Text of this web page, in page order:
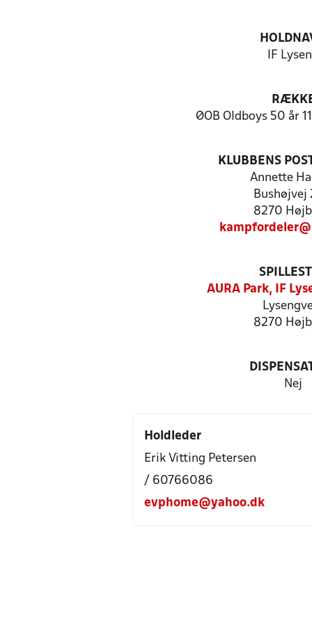
IF
ØOB Oldboys 50 år
KLUBBENS
Annette
Bushøjvej
8270
AURA Park, IF
8270
Nej
Holdleder
Erik Vitting Petersen
/ 60766086
evphome@yahoo.dk